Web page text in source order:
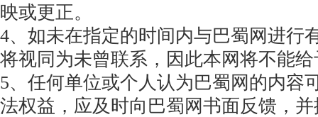
映或更正。
4、如未在指定的时间内与巴蜀网进行
将视同为未曾联系，因此本网将不能
5、任何单位或个人认为巴蜀网的内容
法权益，应及时向巴蜀网书面反馈，